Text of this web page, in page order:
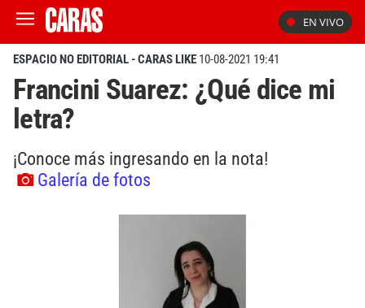
EN VIVO
ESPACIO NO EDITORIAL - CARAS LIKE 10-08-2021 19:41
Francini Suarez: ¿Qué dice mi
letra?
¡Conoce más ingresando en la nota!
Galería de fotos